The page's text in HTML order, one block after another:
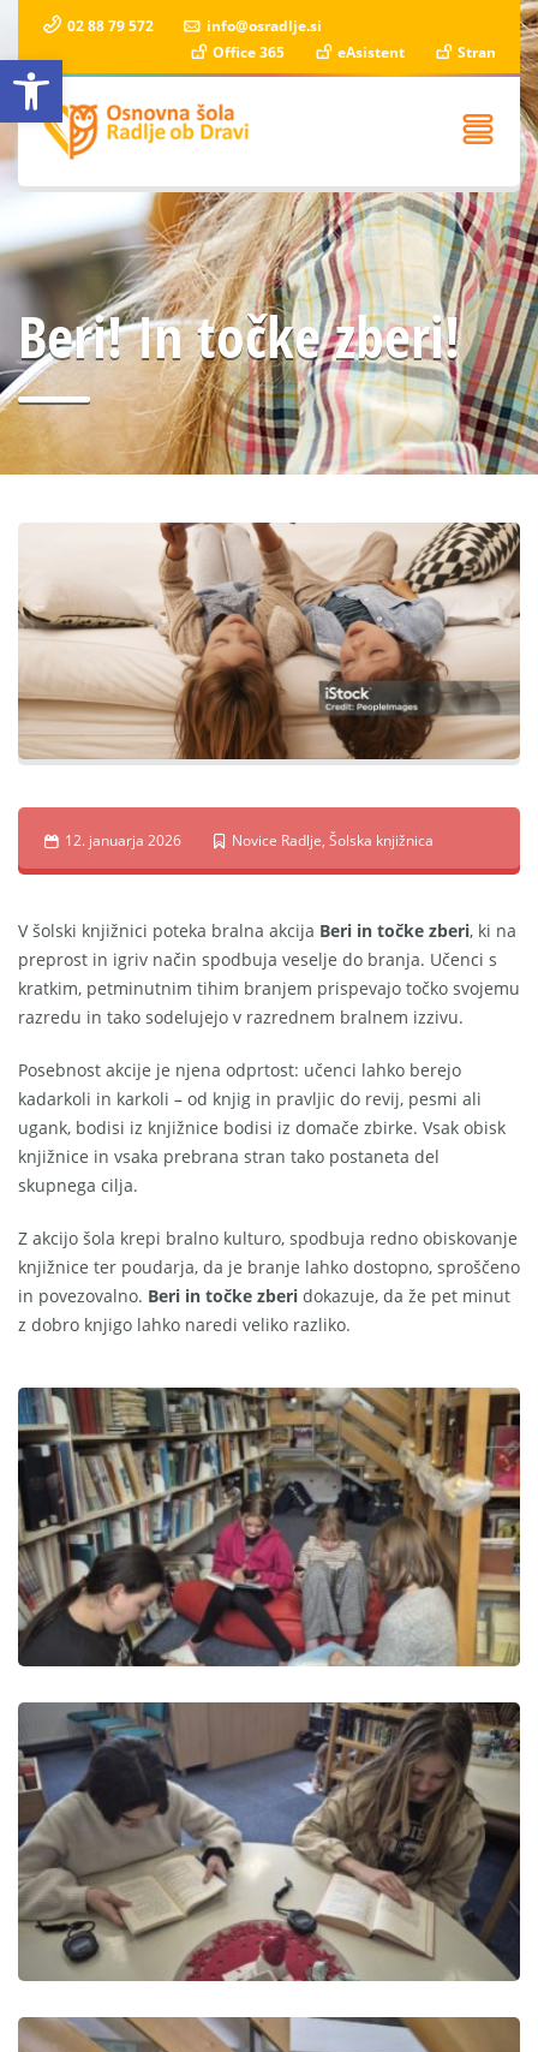
Open toolbar
02 88 79 572
info@osradlje.si
Office 365
eAsistent Stran
Beri! In točke zberi!
12. januarja 2026 Novice Radlje, Šolska knjižnica
V šolski knjižnici poteka bralna akcija Beri in točke zberi, ki na
preprost in igriv način spodbuja veselje do branja. Učenci s
kratkim, petminutnim tihim branjem prispevajo točko svojemu
razredu in tako sodelujejo v razrednem bralnem izzivu.
Posebnost akcije je njena odprtost: učenci lahko berejo
kadarkoli in karkoli – od knjig in pravljic do revij, pesmi ali
ugank, bodisi iz knjižnice bodisi iz domače zbirke. Vsak obisk
knjižnice in vsaka prebrana stran tako postaneta del
skupnega cilja.
Z akcijo šola krepi bralno kulturo, spodbuja redno obiskovanje
knjižnice ter poudarja, da je branje lahko dostopno, sproščeno
in povezovalno. Beri in točke zberi dokazuje, da že pet minut
z dobro knjigo lahko naredi veliko razliko.